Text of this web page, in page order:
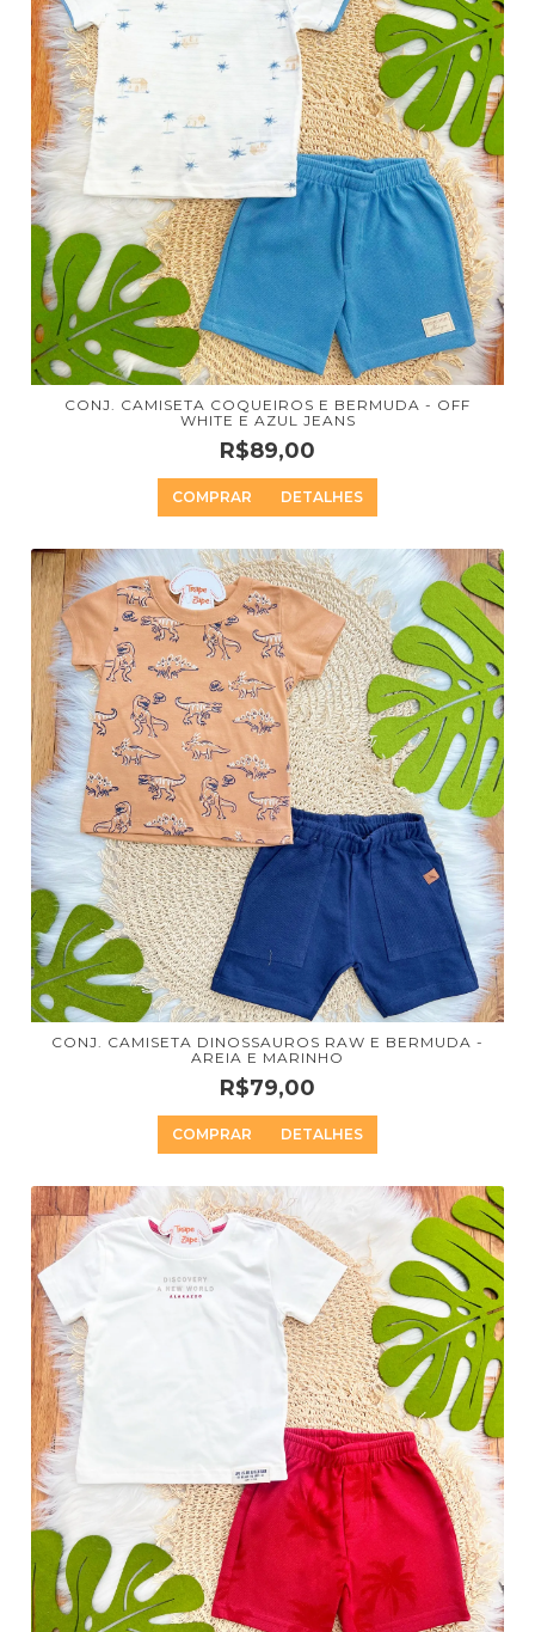
CONJ. CAMISETA COQUEIROS E BERMUDA - OFF
WHITE E AZUL JEANS
R$89,00
COMPRAR DETALHES
CONJ. CAMISETA DINOSSAUROS RAW E BERMUDA -
AREIA E MARINHO
R$79,00
COMPRAR DETALHES